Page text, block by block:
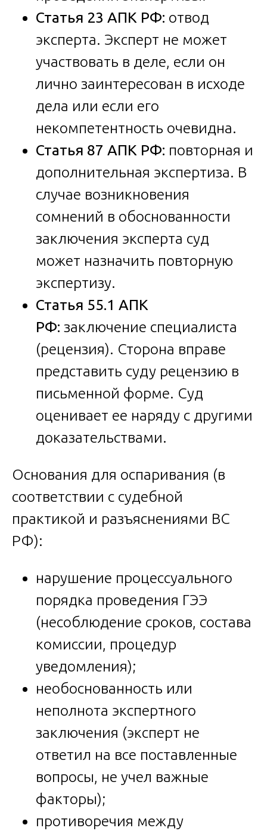
Статья 23 АПК РФ: отвод
эксперта. Эксперт не может
участвовать в деле, если он
лично заинтересован в исходе
дела или если его
некомпетентность очевидна.
Статья 87 АПК РФ: повторная и
дополнительная экспертиза. В
случае возникновения
сомнений в обоснованности
заключения эксперта суд
может назначить повторную
экспертизу.
Статья 55.1 АПК
РФ: заключение специалиста
(рецензия). Сторона вправе
представить суду рецензию в
письменной форме. Суд
оценивает ее наряду с другими
доказательствами.
Основания для оспаривания (в
соответствии с судебной
практикой и разъяснениями ВС
РФ):
нарушение процессуального
порядка проведения ГЭЭ
(несоблюдение сроков, состава
комиссии, процедур
уведомления);
необоснованность или
неполнота экспертного
заключения (эксперт не
ответил на все поставленные
вопросы, не учел важные
факторы);
противоречия между